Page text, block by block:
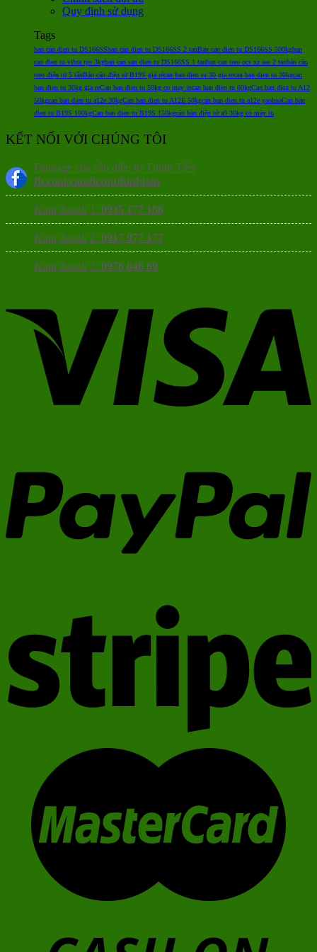
Quy định sử dụng
Tags
ban can dien tu DS166SSban can dien tu DS166SS 2 tanBan can dien tu DS166SS 500kgban
can dien tu vibra tps 3kgban can san dien tu DS166SS 1 tanban can treo ocs xz aae 2 tanbán cân
treo điện tử 5 tấnBán cân điện tử B19S giá rẻcan ban dien tu 30 gia recan ban dien tu 30kgcan
ban dien tu 30kg gia reCan ban dien tu 50kg co may incan ban dien tu 60kgCan ban dien tu A12
50kgcan ban dien tu a12e 30kgCan ban dien tu A12E 50kgcan ban dien tu a12e yaohuaCan ban
dien tu B19S 100kgCan ban dien tu B19S 150kgcân bàn điện tử a9 30kg có máy in
KẾT NỐI VỚI CHÚNG TÔI
Fanpage của cân điện tử Thịnh Tiến
fb.com/candientuthinhtien
Kinh doanh 1: 0935 177 186
Kinh doanh 2: 0917 977 177
Kinh doanh 3: 0976 646 69